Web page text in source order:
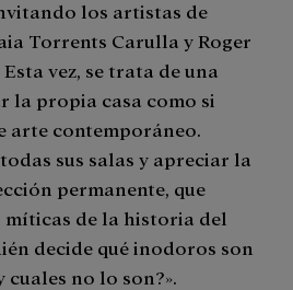
los artistas de
Torrents Carulla y Roger
vez, se trata de una
la propia casa como si
arte contemporáneo.
sus salas y apreciar la
permanente, que
míticas de la historia del
decide qué inodoros son
no lo son?».